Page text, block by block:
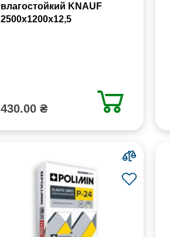
влагостойкий KNAUF
2500х1200х12,5
430.00 ₴